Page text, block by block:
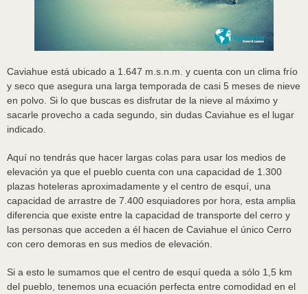
Caviahue está ubicado a 1.647 m.s.n.m. y cuenta con un clima frío
y seco que asegura una larga temporada de casi 5 meses de nieve
en polvo. Si lo que buscas es disfrutar de la nieve al máximo y
sacarle provecho a cada segundo, sin dudas Caviahue es el lugar
indicado.
Aquí no tendrás que hacer largas colas para usar los medios de
elevación ya que el pueblo cuenta con una capacidad de 1.300
plazas hoteleras aproximadamente y el centro de esquí, una
capacidad de arrastre de 7.400 esquiadores por hora, esta amplia
diferencia que existe entre la capacidad de transporte del cerro y
las personas que acceden a él hacen de Caviahue el único Cerro
con cero demoras en sus medios de elevación.
Si a esto le sumamos que el centro de esquí queda a sólo 1,5 km
del pueblo, tenemos una ecuación perfecta entre comodidad en el